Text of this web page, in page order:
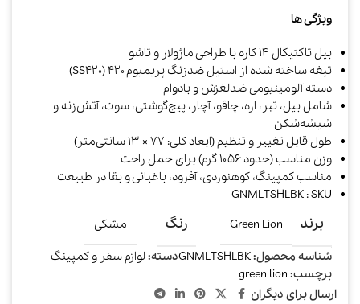
ویژگی ها
بیل تاکتیکال ۱۴ کاره با طراحی ماژولار و تاشو
تیغه ساخته شده از استیل ضدزنگ پریمیوم ۴۲۰ (SS420)
دسته آلومینیومی ضدلغزش و بادوام
شامل بیل، تبر، اره، چاقو، آچار، پیچ‌گوشتی، سوت، آتش‌زنه و
شیشه‌شکن
طول قابل تغییر و تنظیم (ابعاد کلی: ۷۷ × ۱۳ سانتی‌متر)
وزن مناسب (حدود ۱۰۵۶ گرم) برای حمل راحت
مناسب کمپینگ، کوهنوردی، آفرود، باغبانی و بقا در طبیعت
GNMLTSHLBK : SKU
برند Green Lion رنگ
مشکی
شناسه محصول:GNMLTSHLBKدسته: لوازم سفر و کمپینگ
برچسب: green lion
ارسال برای دیگران